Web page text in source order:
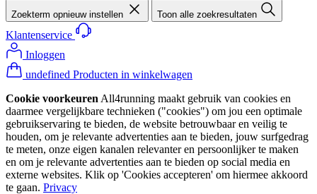
Zoekterm opnieuw instellen Toon alle zoekresultaten
Klantenservice
Inloggen
undefined Producten in winkelwagen
Cookie voorkeuren All4running maakt gebruik van cookies en
daarmee vergelijkbare technieken ("cookies") om jou een optimale
gebruikservaring te bieden, de website betrouwbaar en veilig te
houden, om je relevante advertenties aan te bieden, jouw surfgedrag
te meten, onze eigen kanalen relevanter en persoonlijker te maken
en om je relevante advertenties aan te bieden op social media en
externe websites. Klik op 'Cookies accepteren' om hiermee akkoord
te gaan. Privacy